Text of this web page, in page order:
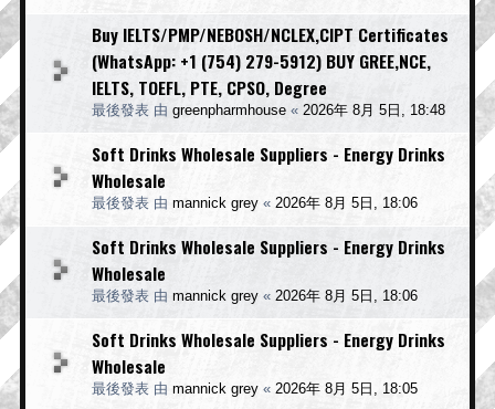
Buy IELTS/PMP/NEBOSH/NCLEX,CIPT Certificates
(WhatsApp: +1 (754) 279-5912) BUY GREE,NCE,
IELTS, TOEFL, PTE, CPSO, Degree
最後發表 由 greenpharmhouse « 2026年 8月 5日, 18:48
Soft Drinks Wholesale Suppliers - Energy Drinks
Wholesale
最後發表 由 mannick grey « 2026年 8月 5日, 18:06
Soft Drinks Wholesale Suppliers - Energy Drinks
Wholesale
最後發表 由 mannick grey « 2026年 8月 5日, 18:06
Soft Drinks Wholesale Suppliers - Energy Drinks
Wholesale
最後發表 由 mannick grey « 2026年 8月 5日, 18:05